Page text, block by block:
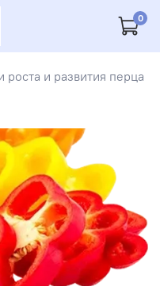
0
роста и развития перца